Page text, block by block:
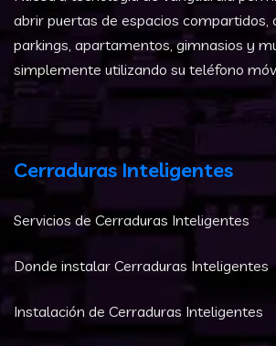
abrir puertas de espacios compartidos,
parkings, apartamentos, gimnasios y
simplemente utilizando su teléfono
Cerraduras Inteligentes
Servicios de Cerraduras Inteligentes
Donde instalar Cerraduras Inteligentes
Instalación de Cerraduras Inteligentes